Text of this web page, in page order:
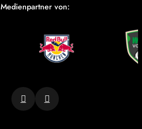
Medienpartner von: